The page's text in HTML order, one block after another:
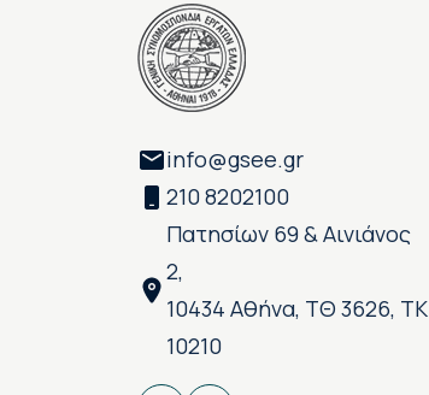
info@gsee.gr
210 8202100
Πατησίων 69 & Αινιάνος
2,
10434 Αθήνα, ΤΘ 3626, ΤΚ
10210